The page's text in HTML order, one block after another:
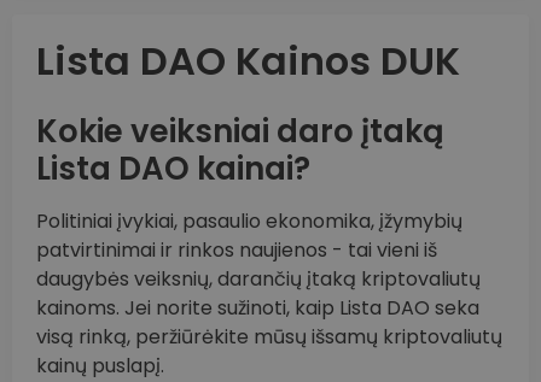
Lista DAO Kainos DUK
Kokie veiksniai daro įtaką
Lista DAO kainai?
Politiniai įvykiai, pasaulio ekonomika, įžymybių
patvirtinimai ir rinkos naujienos - tai vieni iš
daugybės veiksnių, darančių įtaką kriptovaliutų
kainoms. Jei norite sužinoti, kaip Lista DAO seka
visą rinką, peržiūrėkite mūsų išsamų kriptovaliutų
kainų puslapį.